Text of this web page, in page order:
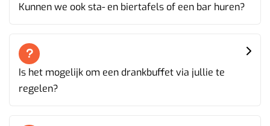
Kunnen we ook sta- en biertafels of een bar huren?
Is het mogelijk om een drankbuffet via jullie te
regelen?